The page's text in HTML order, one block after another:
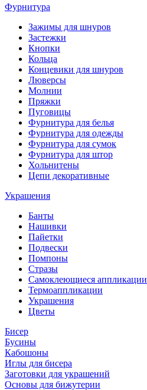
Фурнитура
Зажимы для шнуров
Застежки
Кнопки
Кольца
Концевики для шнуров
Люверсы
Молнии
Пряжки
Пуговицы
Фурнитура для белья
Фурнитура для одежды
Фурнитура для сумок
Фурнитура для штор
Хольнитены
Цепи декоративные
Украшения
Банты
Нашивки
Пайетки
Подвески
Помпоны
Стразы
Самоклеющиеся аппликации
Термоаппликации
Украшения
Цветы
Бисер
Бусины
Кабошоны
Иглы для бисера
Заготовки для украшений
Основы для бижутерии